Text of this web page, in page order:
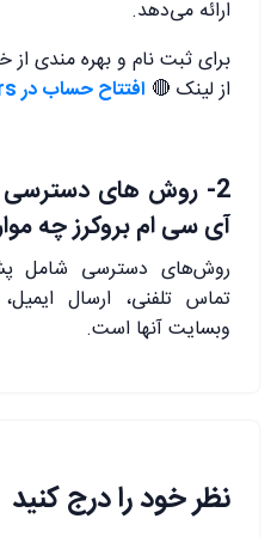
ارائه می‌دهد.
برای ثبت نام و بهره مندی از
از لینک 🔴 افتتاح حساب در ICM Brokers
2- روش های دسترسی
آی سی ام بروکرز چه
روش‌های دسترسی شامل
تماس تلفنی، ارسال
وبسایت آنها است.
نظر خود را درج کنید